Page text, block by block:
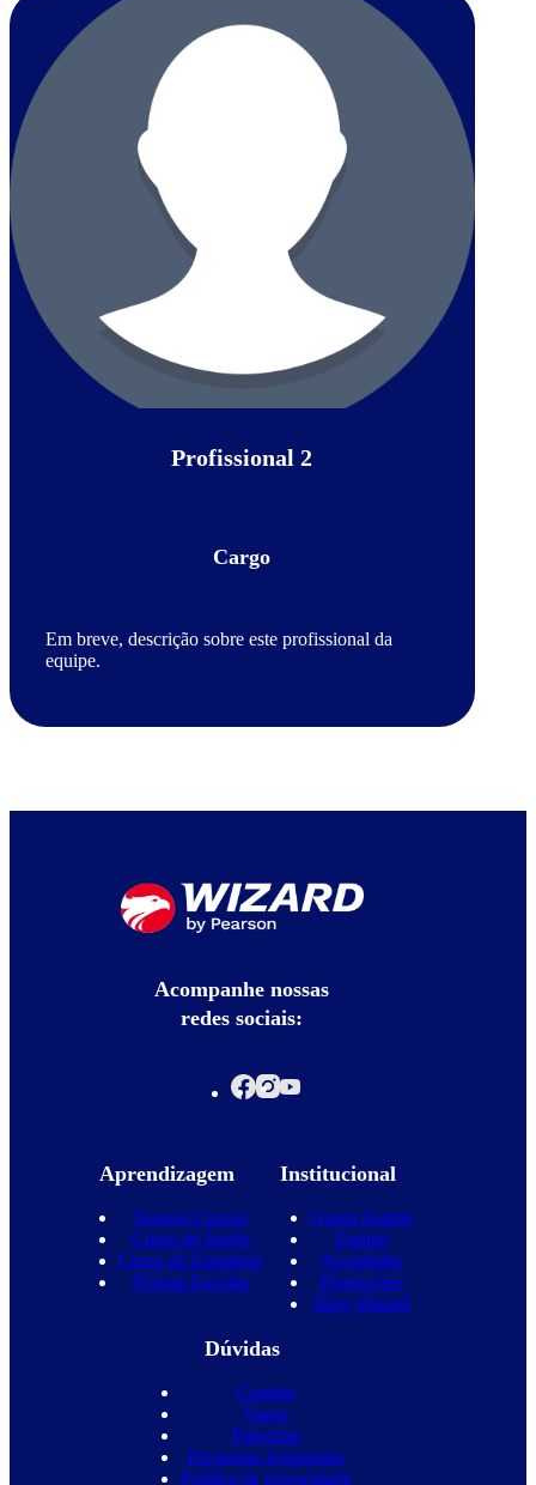
Profissional 2
Cargo
Em breve, descrição sobre este profissional da
equipe.
Acompanhe nossas
redes sociais:
Aprendizagem
Nossos Cursos
Curso de Inglês
Curso de Espanhol
Nossas Escolas
Institucional
Quem Somos
Equipe
Novidades
Promoções
Blog Wizard
Dúvidas
Contato
Vagas
Parcerias
Perguntas frequentes
Política de privacidade